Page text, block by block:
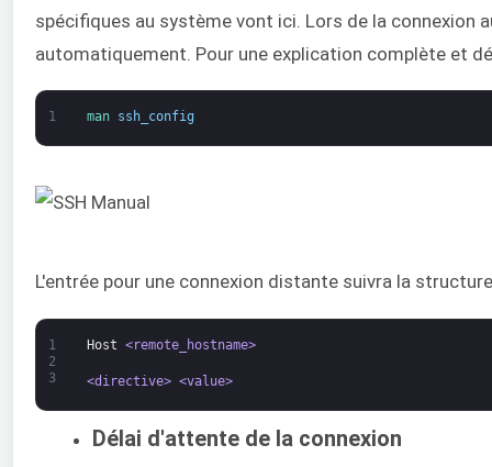
spécifiques au système vont ici. Lors de la connexion
automatiquement. Pour une explication complète et
1 man ssh_config
L'entrée pour une connexion distante suivra la
1
2
3
Host <remote_hostname>
<directive> <value>
Délai d'attente de la connexion